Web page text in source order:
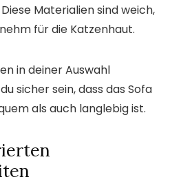
Materialien sind weich,
für die Katzenhaut.
in deiner Auswahl
sicher sein, dass das Sofa
als auch langlebig ist.